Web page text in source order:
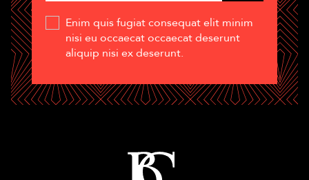
Enim quis fugiat consequat elit minim
nisi eu occaecat occaecat deserunt
aliquip nisi ex deserunt.